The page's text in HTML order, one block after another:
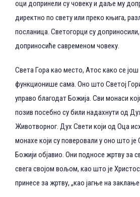
оци допринели су човеку и даље му
директно по свету или преко књига,
посланица. Светогорци су
доприносиће савременом човеку.
Света Гора као место, Атос како се
функционише сама. Оно што Светој
управо благодат Божија. Сви монаси
позив посебно су били надахнути од
Животворног. Дух Свети који од Оца
монахе који су поверовали у оно што
Божији објавио. Они подносе жртву за
свега својом вољом, као што је
принесе за жртву, „као јагње на